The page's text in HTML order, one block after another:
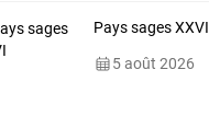
Pays sages XXVI
5 août 2026